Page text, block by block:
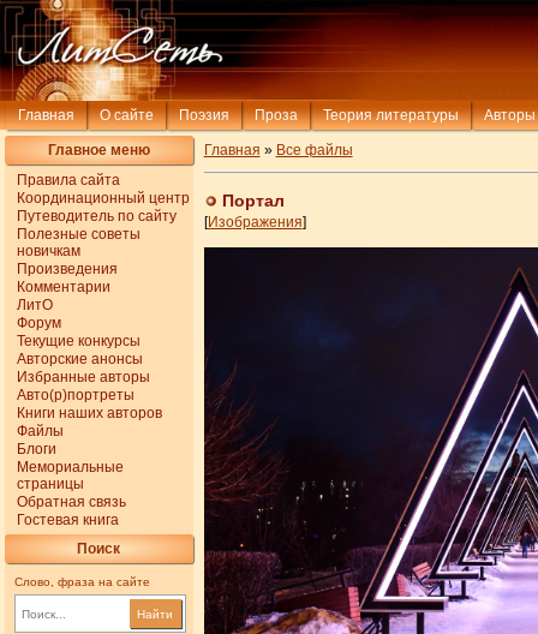
Главная О сайте Поэзия Проза Теория литературы Авторы
Главное меню
Правила сайта
Координационный центр
Путеводитель по сайту
Полезные советы
новичкам
Произведения
Комментарии
ЛитО
Форум
Текущие конкурсы
Авторские анонсы
Избранные авторы
Авто(р)портреты
Книги наших авторов
Файлы
Блоги
Мемориальные
страницы
Обратная связь
Гостевая книга
Поиск
Слово, фраза на сайте
Найти
Главная » Все файлы
Портал
[Изображения]